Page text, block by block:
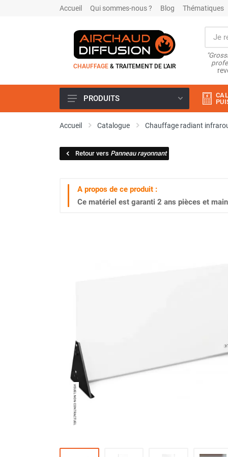
Accueil Qui sommes-nous ? Blog Thématiques
CHAUFFAGE & TRAITEMENT DE L'AIR
Climatiseur
Climatiseur mobile résidentiel et
Rafraîchisseur d'air
Rafraichisseur d'air mobile
Ventilateur centrifuge
Ventilateur de sol
Ventilateur sur pied
Ventilateur de bureau
Ventilateur de table
Extracteur d'air mural
Extracteur d'air mural hélicoïde
Extracteur d'air mural centrifuge
Extracteur d'air mural résidentiel
PRODUITS
Accueil Catalogue Chauffage radiant
Retour vers Panneau rayonnant
A propos de ce produit :
Ce matériel est garanti 2 ans pièces et